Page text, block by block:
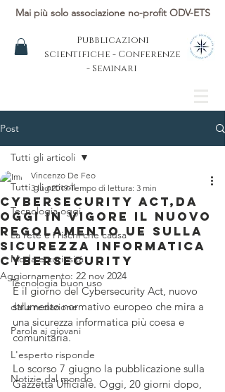
Mai più solo associazione no-profit ODV-ETS
Pubblicazioni
scientifiche - Conferenze
- Seminari
Post
Tutti gli articoli
Tecnologia oggi
La rete e i rischi che causa
Moda e curiosità
Tecnologia buon uso
dalla redazione
Parola ai giovani
L'esperto risponde
Notizie dal mondo
Tutti gli articoli
Cybersecurity Act,da
oggi in vigore il nuovo
regolamento UE sulla
sicurezza informatica
Cybersecurity
Vincenzo De Feo
3 lug 2019 Tempo di lettura: 3 min
Aggiornamento: 22 nov 2024
È il giorno del Cybersecurity Act, nuovo
strumento normativo europeo che mira a
una sicurezza informatica più coesa e
comunitaria.
Lo scorso 7 giugno la pubblicazione sulla
Gazzetta Ufficiale. Oggi, 20 giorni dopo,